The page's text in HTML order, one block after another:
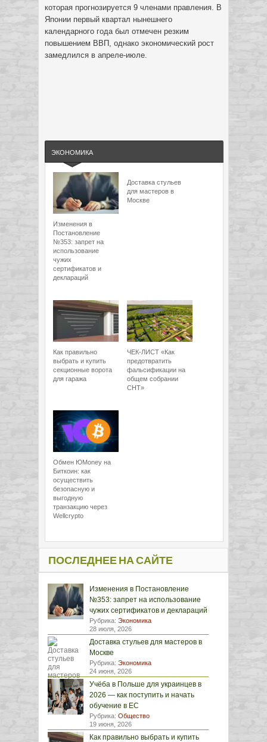
которая прогнозируется 9 членами правления. В
Японии первый квартал нынешнего
календарного года был отмечен резким
повышением ВВП, однако экономический рост
замедлился в апреле-июле.
ЭКОНОМИКА
Изменения в
Постановление
№353: запрет на
использование
чужих
сертификатов и
деклараций
Доставка стульев
для мастеров в
Москве
Как правильно
выбрать и купить
секционные ворота
для гаража
ЧЕК-ЛИСТ «Как
предотвратить
фальсификации на
общем собрании
СНТ»
Обмен ЮMoney на
Биткоин: как
осуществить
безопасную и
выгодную
транзакцию через
Wellcrypto
ПОСЛЕДНЕЕ НА САЙТЕ
Изменения в Постановление
№353: запрет на использование
чужих сертификатов и деклараций
Рубрика: Экономика
28 июля, 2026
Доставка стульев для мастеров в
Москве
Рубрика: Экономика
24 июня, 2026
Учёба в Польше для украинцев в
2026 — как поступить и начать
обучение в ЕС
Рубрика: Общество
19 июня, 2026
Как правильно выбрать и купить